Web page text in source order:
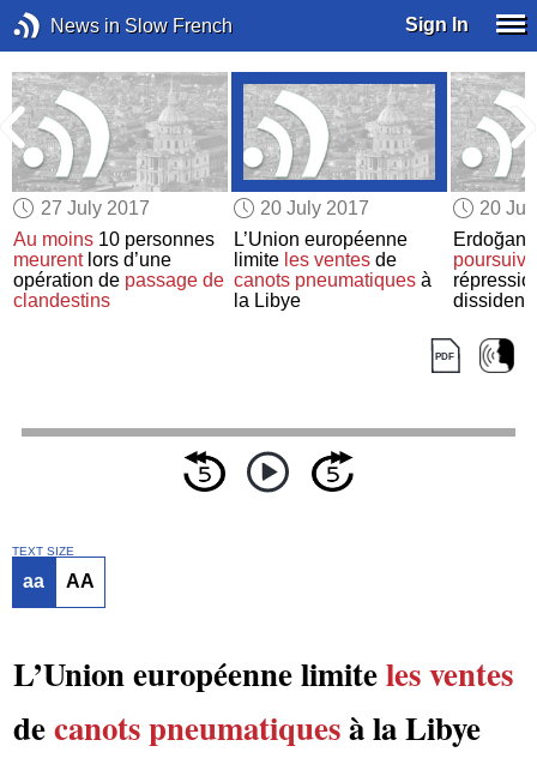
News in Slow French Sign In
27 July 2017
Au moins 10 personnes
meurentlors d’une
opération de passage de
clandestins
20 July 2017
L’Union européenne
limite les ventesde
canots pneumatiquesà
la Libye
20
Erdoğan
TEXT SIZE
aa AA
L’Union européenne limiteles ventes
decanots pneumatiquesà la Libye